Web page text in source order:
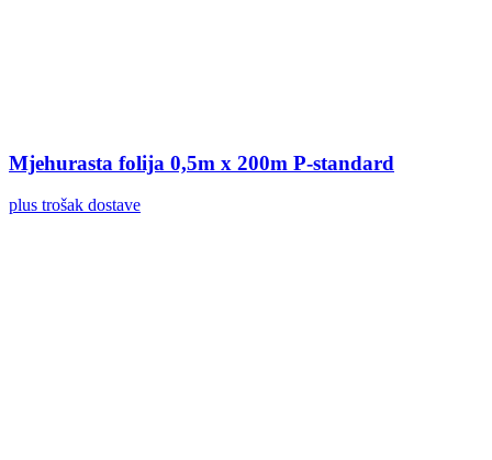
Mjehurasta folija 0,5m x 200m P-standard
plus trošak dostave